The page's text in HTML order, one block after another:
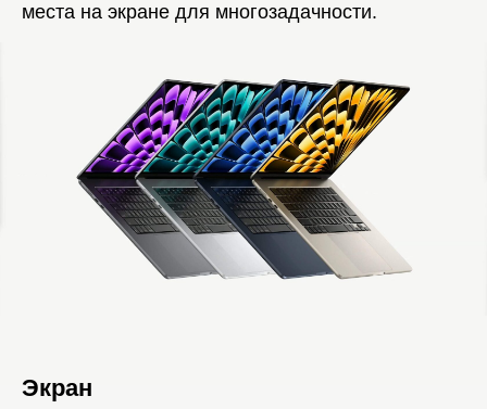
места на экране для многозадачности.
Экран